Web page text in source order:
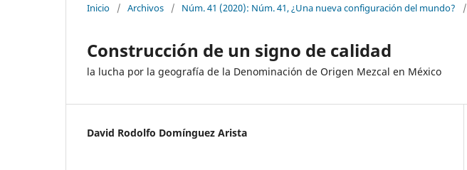
Inicio / Archivos / Núm. 41 (2020): Núm. 41, ¿Una nueva configuración del mundo? /
Construcción de un signo de calidad
la lucha por la geografía de la Denominación de Origen Mezcal en México
David Rodolfo Domínguez Arista